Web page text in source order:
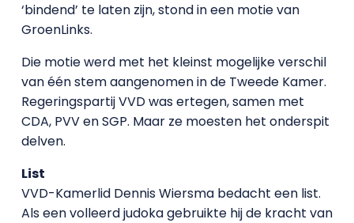
‘bindend’ te laten zijn, stond in een motie van
GroenLinks.
Die motie werd met het kleinst mogelijke verschil
van één stem aangenomen in de Tweede Kamer.
Regeringspartij VVD was ertegen, samen met
CDA, PVV en SGP. Maar ze moesten het onderspit
delven.
List
VVD-Kamerlid Dennis Wiersma bedacht een list.
Als een volleerd judoka gebruikte hij de kracht van